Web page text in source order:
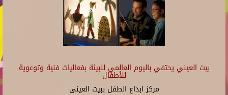
بيت العيني يحتفي باليوم العالمي للبيئة بفعاليات فنية وتوعوية
للأطفال
مركز ابداع الطفل ببيت العينى